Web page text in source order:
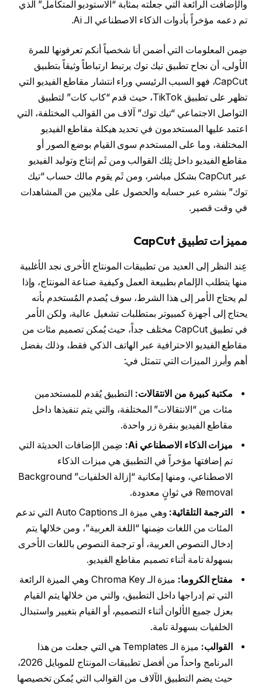
والإضافت الرائعة التي جعلته بمثابة “الاستوديو المتكامل” الذي
تم دعمه مؤخراً بأدوات الذكاء الاصطناعي الـ Ai.
ضِمن المعلومات التي أضمن أنا شخصياً أنكم تعرفونها للمرة
الأولى، أن نجاح تطبيق تيك توك يرتبط ارتباطاً وثيقاً بتطبيق
CapCut، فهو السبب الرئيسي وراء انتشار مقاطع الفيديو التي
تظهر على تطبيق TikTok، حيث قدم “كاب كات” لتطبيق
التواصل الاجتماعي “تيك توك” آلاف من القوالب المختلفة، التي
اعتمد عليها المستخدمون في تحديد هيكلة مقاطع الفيديو
المختلفة، وما على المستخدم سوى القيام بوضع الصور أو
مقاطع الفيديو داخل تِلك القوالب ومن ثَم إنتاج وتوليد الفيديو
عبر CapCut بشكل مباشر، ومن ثَم يقوم مالك حساب “تيك
توك” بنشره عبر حسابه والحصول على ملايين من المشاهدات
في وقت قصير.
مميزات تطبيق CapCut
عِند النظر إلى العديد من تطبيقات المونتاج الأخرى نجد الأغلبية
منها يتطلب الإلمام بطبيعة العمل وكيفية صناعة المونتاج، وإذا
لم يحتاج الأمر إلى هذا الشرط، سوف يُصدم المُستخدم بأنه
يحتاج إلى أجهزة كمبيوتر بمتطلبات تشغيل عالية، ولكن الأمر
في تطبيق CapCut مختلف جداً، حيث يُمكن تصميم مئات من
مقاطع الفيديو الاحترافية عبر الهاتف الذكي فقط، وذلك بفضل
أهم وأبرز الميزات التي تتمثل في:
مكتبة كبيرة من الانتقالات: التطبيق يُقدم للمستخدمين
مئات من “الانتقالات” المختلفة، والتي يتم تنفيذها داخل
مقاطع الفيديو بنقرة زر واحدة.
ميزات الذكاء الاصطناعي Ai:
ضِمن الإضافات الحديثة التي
تم إضافتها مؤخراً في التطبيق هي ميزات الذكاء
الاصطناعي، ومنها إمكانية “إزالة الخلفيات” Background
Removal في ثوانٍ معدودة.
الترجمة التلقائية:
وهي ميزة الـ Auto Captions التي تدعم
المئات من اللغات ضِمنها “اللغة العربية”، ومن خلالها يتم
إدخال النصوص العربية، أو ترجمة النصوص باللغات الأخرى
بسهولة تامة أثناء تصميم مقاطع الفيديو.
مفتاح الكروما:
ميزة الـ Chroma Key وهي الميزة الرائعة
التي تم إدراجها داخل التطبيق، والتي من خلالها يتم القيام
بعزل جميع الألوان أثناء التصميم، أو القيام بتغيير واستبدال
الخلفيات بسهولة تامة.
القوالب:
ميزة الـ Templates هي التي جعلت من هذا
البرنامج واحداً من أفضل تطبيقات المونتاج للموبايل 2026،
حيث يضم التطبيق الآلاف من القوالب التي يُمكن تخصيصها